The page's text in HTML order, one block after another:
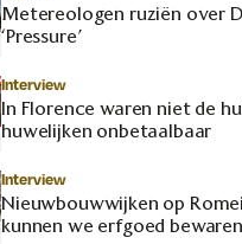
Metereologen ruziën over
‘Pressure’
Interview
In Florence waren niet de
huwelijken onbetaalbaar
Interview
Nieuwbouwwijken op
kunnen we erfgoed